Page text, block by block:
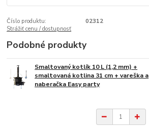
Číslo produktu:
02312
Strážiť cenu / dostupnosť
Podobné produkty
Smaltovaný kotlík 10 L (1,2 mm) +
smaltovaná kotlina 31 cm + vareška a
naberačka Easy party